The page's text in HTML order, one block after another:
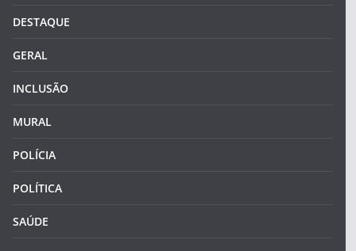
DESTAQUE
GERAL
INCLUSÃO
MURAL
POLÍCIA
POLÍTICA
SAÚDE